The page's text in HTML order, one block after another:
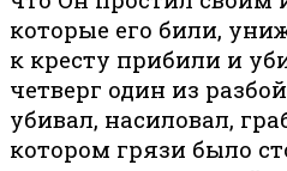
которые его били,
к кресту прибили и
четверг один из
убивал, насиловал,
котором грязи было